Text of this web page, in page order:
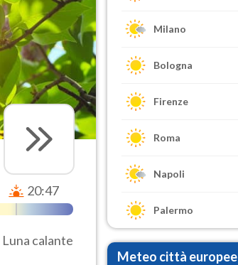
20:47
Luna calante
Milano
Bologna
Firenze
Roma
Napoli
Palermo
Meteo città europee